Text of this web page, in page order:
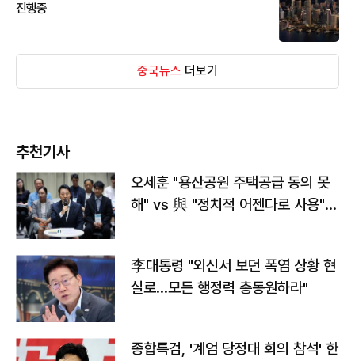
진행중
중국뉴스 더보기
추천기사
오세훈 "용산공원 주택공급 동의 못
해" vs 與 "정치적 어젠다로 사용"
李대통령 "외신서 보던 폭염 상황 현
실로…모든 행정력 총동원하라"
종합특검, '계엄 당정대 회의 참석' 한